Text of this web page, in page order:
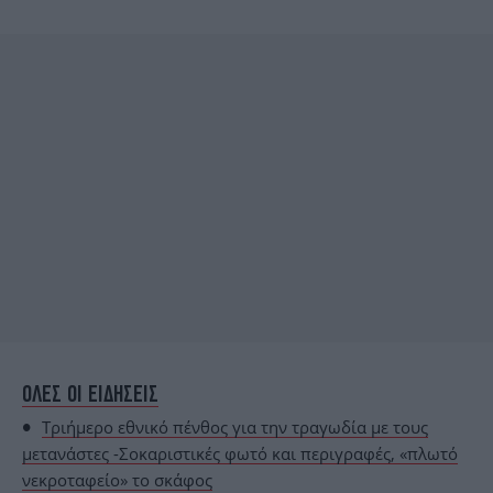
ΟΛΕΣ ΟΙ ΕΙΔΗΣΕΙΣ
Τριήμερο εθνικό πένθος για την τραγωδία με τους
μετανάστες -Σοκαριστικές φωτό και περιγραφές, «πλωτό
νεκροταφείο» το σκάφος